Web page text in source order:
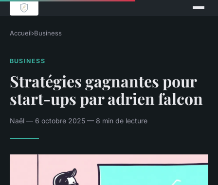
Accueil›Business
BUSINESS
Stratégies gagnantes pour
start-ups par adrien falcon
Naël — 6 octobre 2025 — 8 min de lecture